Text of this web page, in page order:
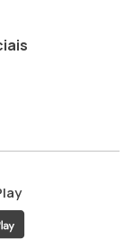
ao